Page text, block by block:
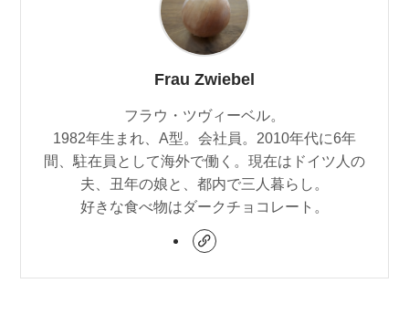
Frau Zwiebel
フラウ・ツヴィーベル。
1982年生まれ、A型。会社員。2010年代に6年
間、駐在員として海外で働く。現在はドイツ人の
夫、丑年の娘と、都内で三人暮らし。
好きな食べ物はダークチョコレート。